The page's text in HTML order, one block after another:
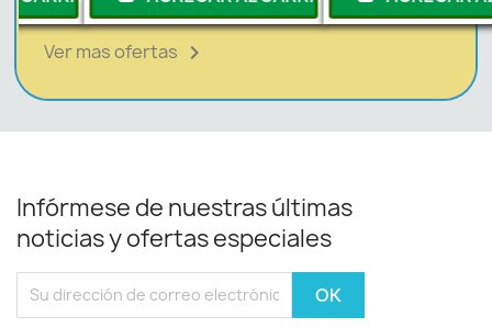
Ver mas ofertas 
Infórmese de nuestras últimas
noticias y ofertas especiales